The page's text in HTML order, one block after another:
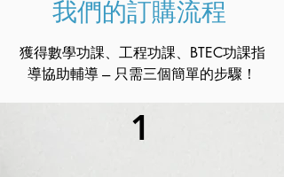
我們的訂購流程
獲得數學功課、工程功課、BTEC功課指
導協助輔導 --- 只需三個簡單的步驟！
1